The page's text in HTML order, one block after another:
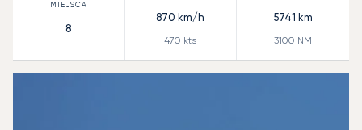
8
870 km/h
470 kts
5741 km
3100 NM